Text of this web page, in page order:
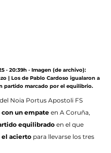
· 20:39h · Imagen (de archivo):
| Los de Pablo Cardoso igualaron a
partido marcado por el equilibrio.
Noia Portus Apostoli FS
con un empate en A Coruña,
equilibrado en el que
el acierto para llevarse los tres